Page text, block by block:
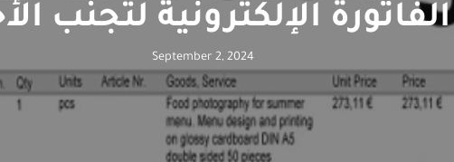
الإلكترونية لتجنب
September 2, 2024